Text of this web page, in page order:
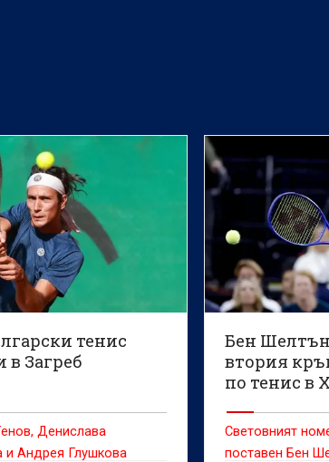
тенис
в Загреб
Денислава
и Андрея Глушкова
Бен
втория
по тенис в
Световният
поставен Бен